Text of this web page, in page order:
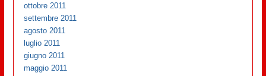
ottobre 2011
settembre 2011
agosto 2011
luglio 2011
giugno 2011
maggio 2011